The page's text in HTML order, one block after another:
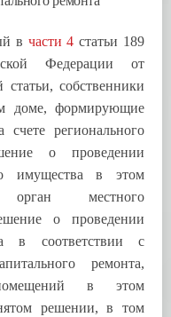
в части 4 статьи 189
Федерации от
собственники
доме, формирующие
регионального
о проведении
имущества в этом
орган местного
о проведении
в соответствии с
ремонта,
в этом
решении, в том